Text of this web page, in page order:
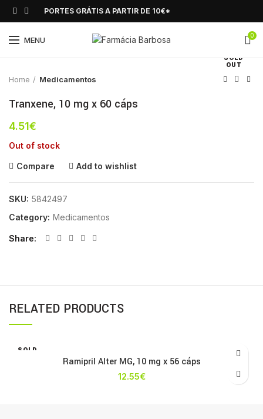
PORTES GRÁTIS A PARTIR DE 10€*
MENU 0
SOLD
OUT
Click to enlarge
Home Medicamentos
Tranxene, 10 mg x 60 cáps
4.51€
Out of stock
Compare Add to wishlist
SKU: 5842497
Category: Medicamentos
Share
RELATED PRODUCTS
SOLD
Ramipril Alter MG, 10 mg x 56 cáps
12.55€